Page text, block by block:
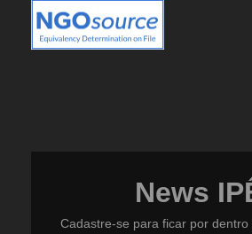
News
Cadastre-se para ficar por dentro